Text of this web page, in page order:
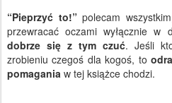
“Pieprzyć to!”polecam
przewracać oczami wyłącznie w
dobrze się z tym czuć. Jeśli
zrobieniu czegoś dla kogoś, to
pomagania w tej książce chodzi.